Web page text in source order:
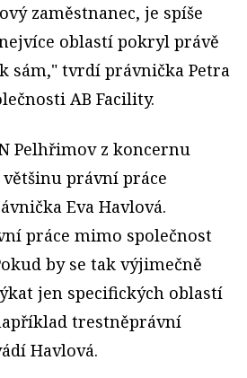
zaměstnanec, je spíše
oblastí pokryl právě
sám," tvrdí právnička Petra
AB Facility.
Pelhřimov z koncernu
právní práce
Eva Havlová.
práce mimo společnost
by se tak výjimečně
jen specifických oblastí
trestněprávní
Havlová.